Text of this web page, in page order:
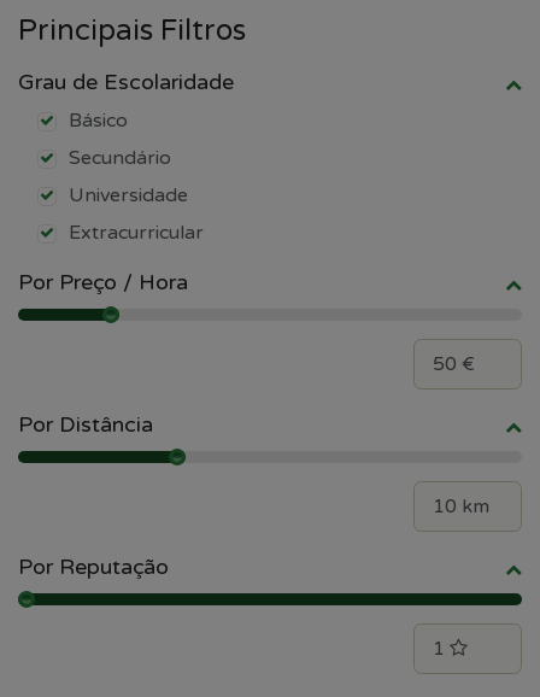
Principais Filtros
Grau de Escolaridade
Básico
Secundário
Universidade
Extracurricular
Por Preço / Hora
Por Distância
Por Reputação